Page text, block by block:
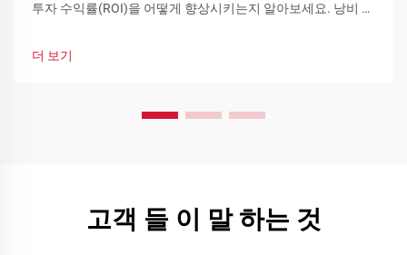
투자 수익률(ROI)을 어떻게 향상시키는지 알아보세요. 낭비 감
더 보기
고객 들 이 말 하는 것